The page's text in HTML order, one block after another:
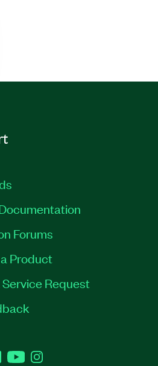
Forums
Product
Request
LinkedInYouTubeInstagram